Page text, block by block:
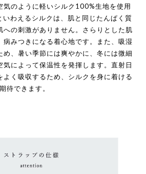
気のように軽いシルク100%生地を使用
いわえるシルクは、肌と同じたんぱく質
への刺激がありません。さらりとした肌
病みつきになる着心地です。また、吸湿
め、暑い季節には爽やかに、冬には微細
によって保温性を発揮します。直射日
よく吸収するため、シルクを身に着ける
待できます。